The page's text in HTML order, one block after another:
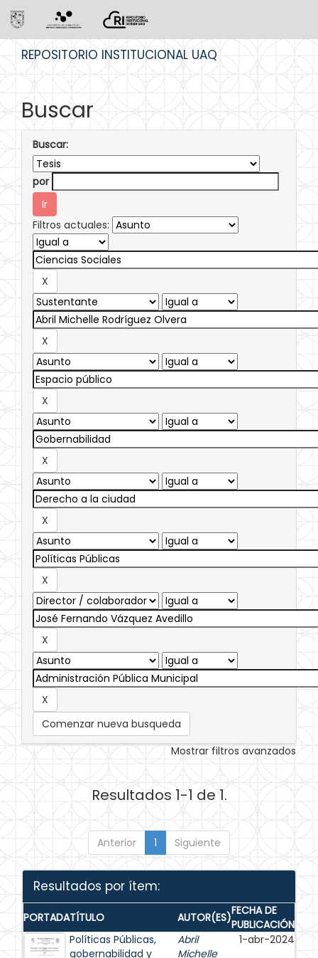
REPOSITORIO INSTITUCIONAL UAQ
Buscar
Buscar:
por
Filtros actuales:
Comenzar nueva busqueda
Mostrar filtros avanzados
Resultados 1-1 de 1.
Anterior 1 Siguiente
Resultados por ítem:
PORTADATÍTULO AUTOR(ES)FECHA DE
PUBLICACIÓN
Políticas Públicas,
gobernabilidad y
Abril
Michelle
1-abr-2024